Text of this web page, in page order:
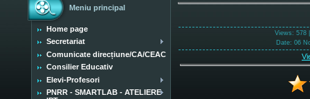
Meniu principal
Home page
Secretariat
Comunicate direcțiune/CA/CEAC
Consilier Educativ
Elevi-Profesori
PNRR - SMARTLAB - ATELIERE
Views: 578
Date: 06